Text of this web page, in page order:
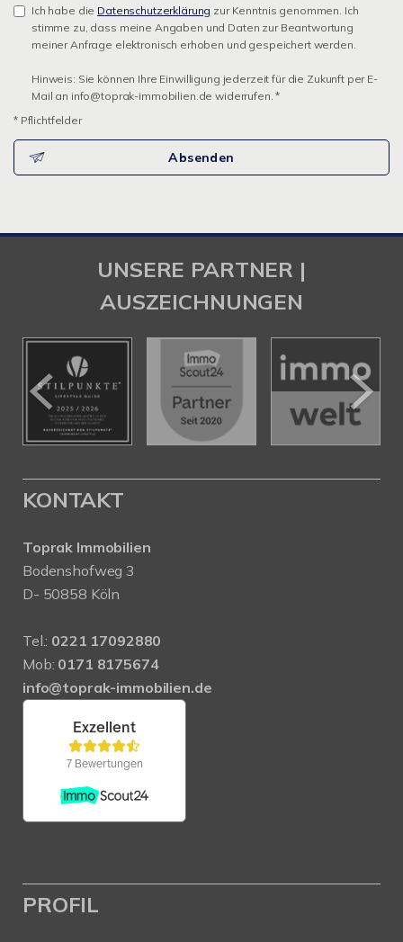
Ich habe die Datenschutzerklärung zur Kenntnis genommen. Ich
stimme zu, dass meine Angaben und Daten zur Beantwortung
meiner Anfrage elektronisch erhoben und gespeichert werden.
Hinweis: Sie können Ihre Einwilligung jederzeit für die Zukunft per E-
Mail an info@toprak-immobilien.de widerrufen. *
* Pflichtfelder
Absenden
UNSERE PARTNER |
AUSZEICHNUNGEN
KONTAKT
Toprak Immobilien
Bodenshofweg 3
D- 50858 Köln
Tel.: 0221 17092880
Mob: 0171 8175674
info@toprak-immobilien.de
PROFIL